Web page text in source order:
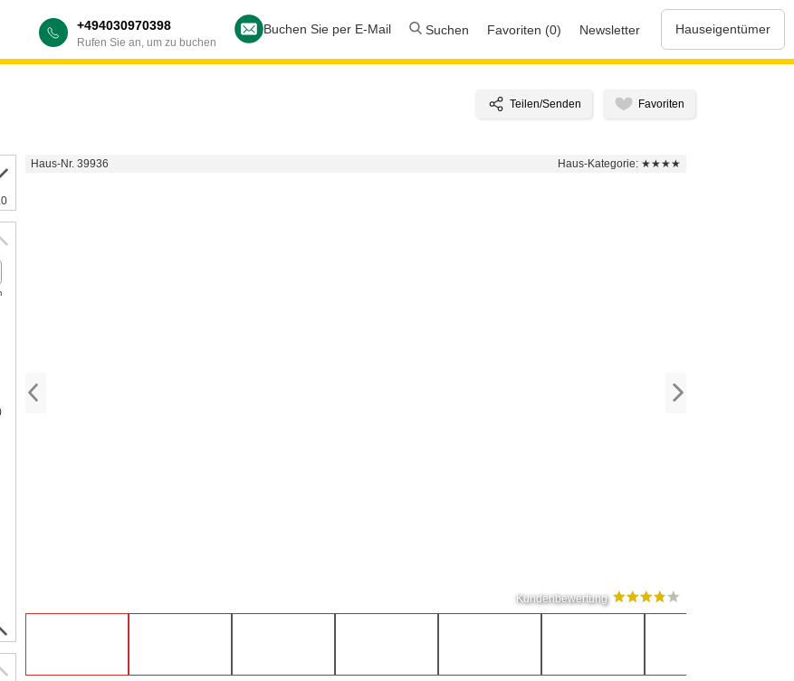
+494030970398
Rufen Sie an, um zu buchen
Buchen Sie per E-Mail Suchen Favoriten (0) Newsletter Hauseigentümer
Haus-Nr. 39936 Haus-Kategorie: ★★★★
Kundenbewertung